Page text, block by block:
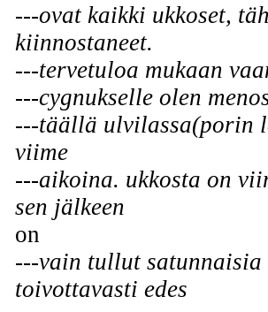
---ovat kaikki ukkoset,
kiinnostaneet.
---tervetuloa mukaan
---cygnukselle olen
---täällä ulvilassa(porin
viime
---aikoina. ukkosta on
sen jälkeen
on
---vain tullut satunnaisia
toivottavasti edes